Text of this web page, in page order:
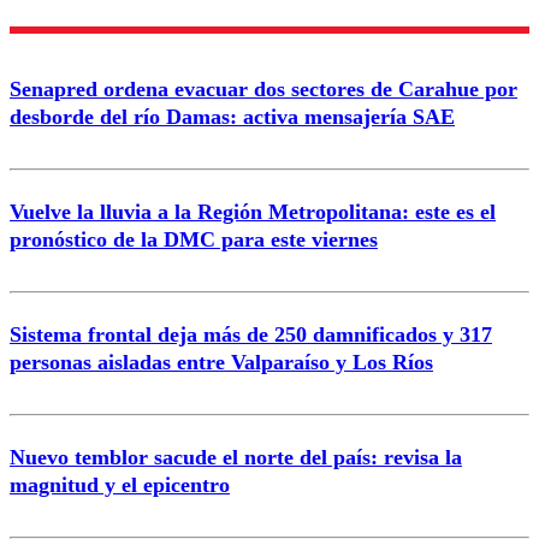
Enviar comentario
Senapred ordena evacuar dos sectores de Carahue por
desborde del río Damas: activa mensajería SAE
Vuelve la lluvia a la Región Metropolitana: este es el
pronóstico de la DMC para este viernes
Sistema frontal deja más de 250 damnificados y 317
personas aisladas entre Valparaíso y Los Ríos
Nuevo temblor sacude el norte del país: revisa la
magnitud y el epicentro